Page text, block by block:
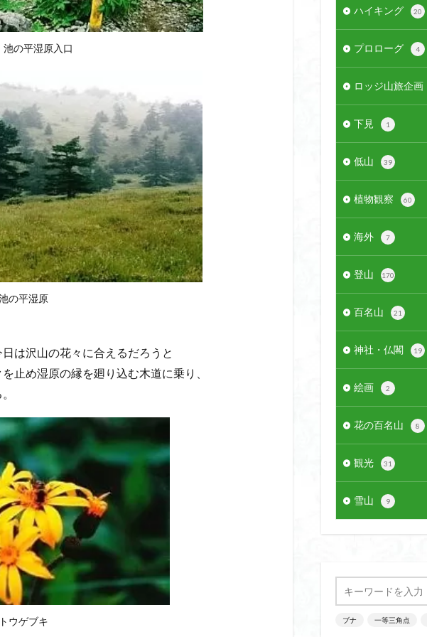
の平湿原入口
の平湿原
は沢山の花々に合えるだろうと
止め湿原の縁を廻り込む木道に乗り、
ウゲブキ
ハイキング 20
プロローグ 4
ロッジ山旅企画
下見 1
低山 39
植物観察 60
海外 7
登山 170
百名山 21
神社・仏閣 19
絵画 2
花の百名山 8
観光 31
雪山 9
ブナ 一等三角点